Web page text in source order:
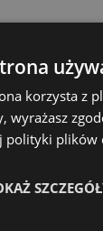
i wygodnie
korzysta z
wyrażasz
polityki plików